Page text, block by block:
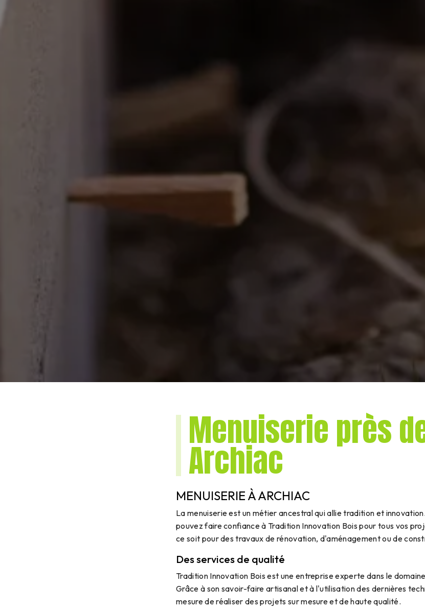
Menuiserie près
Archiac
MENUISERIE À ARCHIAC
La menuiserie est un métier ancestral qui allie tradition et
pouvez faire confiance à Tradition Innovation Bois pour tous vos
ce soit pour des travaux de rénovation, d'aménagement ou de
Des services de qualité
Tradition Innovation Bois est une entreprise experte dans le
Grâce à son savoir-faire artisanal et à l'utilisation des dernières
mesure de réaliser des projets sur mesure et de haute qualité.